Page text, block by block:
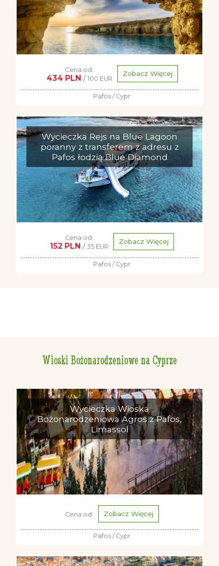
Cena od:
434 PLN / 100 EUR
Zobacz Więcej
Pafos / Cypr
Wycieczka Rejs na Blue Lagoon
poranny z transferem z adresu z
Pafos łodzią Blue Diamond
Cena od:
152 PLN / 35 EUR
Zobacz Więcej
Pafos / Cypr
Wioski Bożonarodzeniowe na Cyprze
Wycieczka Wioska
Bożonarodzeniowa Agros z Pafos,
Limassol
Cena od: Zobacz Więcej
Pafos / Cypr